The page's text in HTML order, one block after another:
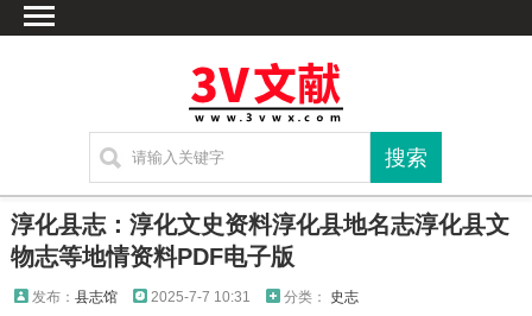
方志
古籍
考古
淳化县志：淳化文史资料淳化县地名志淳化县文
物志等地情资料PDF电子版
发布： 县志馆 2025-7-7 10:31 分类： 史志